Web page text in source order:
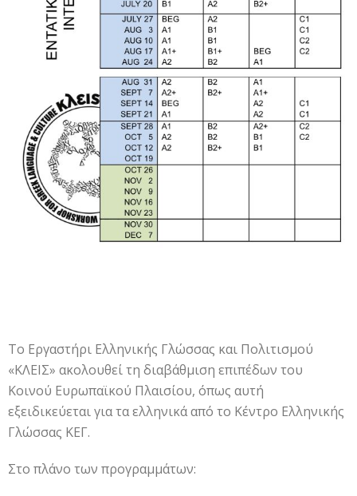
Το Εργαστήρι Ελληνικής Γλώσσας και Πολιτισμού
«ΚΛΕΙΣ» ακολουθεί τη διαβάθμιση επιπέδων του
Κοινού Ευρωπαϊκού Πλαισίου, όπως αυτή
εξειδικεύεται για τα ελληνικά από το Κέντρο Ελληνικής
Γλώσσας ΚΕΓ.
Στο πλάνο των προγραμμάτων: